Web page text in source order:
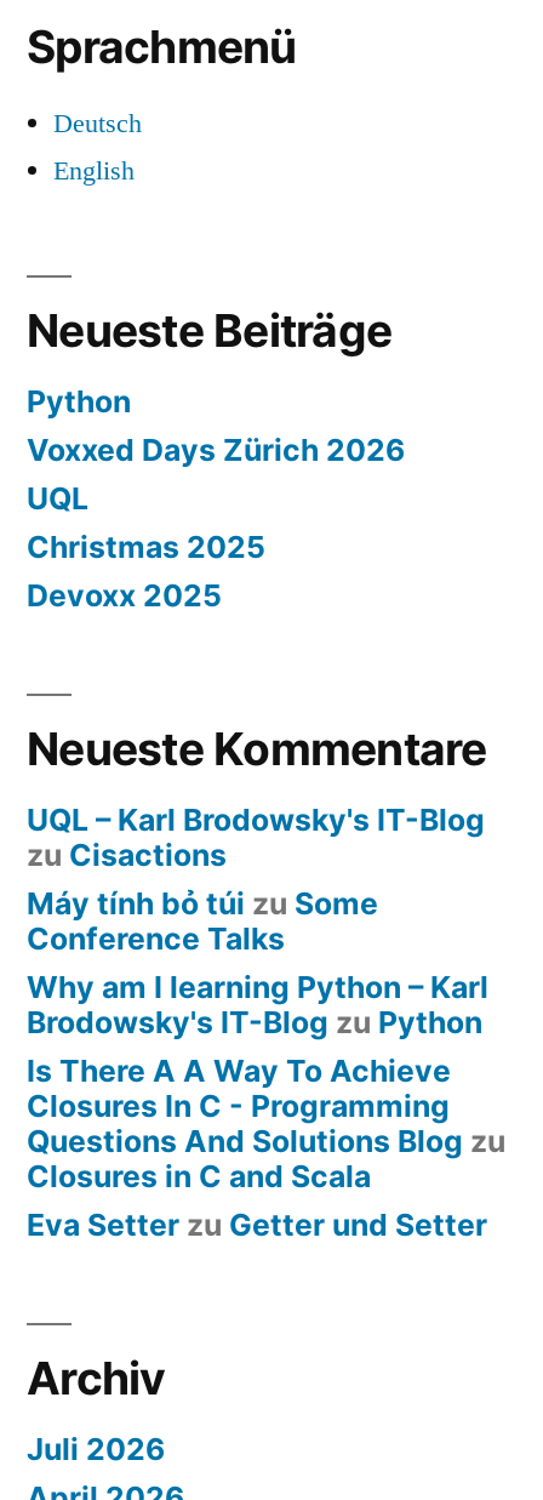
Sprachmenü
Deutsch
English
Neueste Beiträge
Python
Voxxed Days Zürich 2026
UQL
Christmas 2025
Devoxx 2025
Neueste Kommentare
UQL – Karl Brodowsky's IT-Blog
zu Cisactions
Máy tính bỏ túi zu Some
Conference Talks
Why am I learning Python – Karl
Brodowsky's IT-Blog zu Python
Is There A A Way To Achieve
Closures In C - Programming
Questions And Solutions Blog zu
Closures in C and Scala
Eva Setter zu Getter und Setter
Archiv
Juli 2026